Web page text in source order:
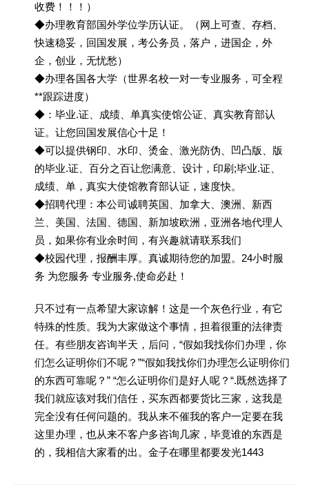
收费！！！）
◆办理教育部国外学位学历认证。（网上可查、存档、
快速稳妥，回国发展，考公务员，落户，进国企，外
企，创业，无忧愁）
◆办理各国各大学（世界名校一对一专业服务，可全程
**跟踪进度）
◆：毕业.证、成绩、单真实使馆公证、真实教育部认
证。让您回国发展信心十足！
◆可以提供钢印、水印、烫金、激光防伪、凹凸版、版
的毕业.证、百分之百让您满意、设计，印刷;毕业.证、
成绩、单，真实大使馆教育部认证，速度快。
◆招聘代理：本公司诚聘英国、加拿大、澳洲、新西
兰、美国、法国、德国、新加坡欧洲，亚洲各地代理人
员，如果你有业余时间，有兴趣就请联系我们
◆校园代理，报酬丰厚。真诚期待您的加盟。24小时服
务 为您服务 专业服务,使命必赴！
只不过有一点希望大家谅解！这是一个灰色行业，有它
特殊的性质。我为大家做这个事情，担着很重的法律责
任。有些朋友咨询半天，后问，“假如我找你们办理，你
们怎么证明你们不呢？”“假如我找你们办理怎么证明你们
的东西可靠呢？” “怎么证明你们是好人呢？“.既然选择了
我们就应该对我们信任，买东西都要货比三家，这我是
完全没有任何问题的。我从来不催我的客户一定要在我
这里办理，也从来不客户多咨询几家，毕竟谁的东西是
的，我相信大家看的出。金子在哪里都要发光1443